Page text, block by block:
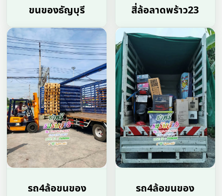
ขนของธัญบุรี
สี่ล้อลาดพร้าว23
รถ4ล้อขนของ
รถ4ล้อขนของ